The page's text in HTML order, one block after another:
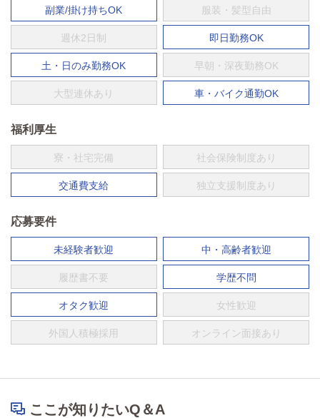
副業/掛け持ちOK 服装・髪型自由
週休2日制 即日勤務OK
土・日のみ勤務OK 早朝・深夜勤務OK
大型連休あり 車・バイク通勤OK
福利厚生
寮・社宅完備 社会保険制度あり
交通費支給 独立支援制度あり
応募要件
未経験者歓迎 中・高齢者歓迎
履歴書不要 学歴不問
オタク歓迎 女性歓迎
外国人積極採用 オンライン面接あり
ここが知りたいQ＆A